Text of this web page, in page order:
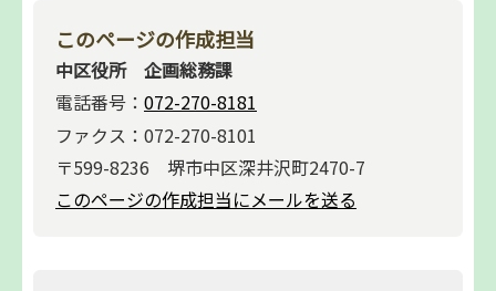
このページの作成担当
中区役所 企画総務課
電話番号： 072-270-8181
ファクス：072-270-8101
〒599-8236 堺市中区深井沢町2470-7
このページの作成担当にメールを送る